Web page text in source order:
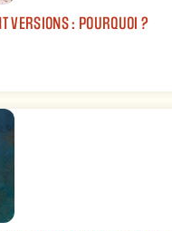
VERSIONS : POURQUOI ?